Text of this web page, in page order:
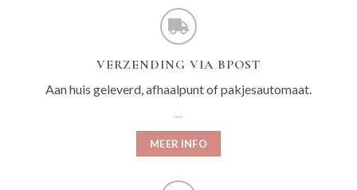
VERZENDING VIA BPOST
Aan huis geleverd, afhaalpunt of pakjesautomaat.
MEER INFO